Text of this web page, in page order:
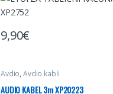
9,90€
Ta izdelek ima več različic.
Avdio,Avdio kabli
AUDIO KABEL 3m XP20223